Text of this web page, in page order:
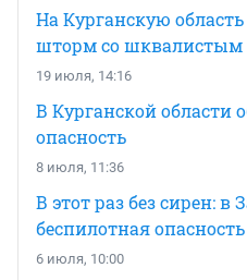
На Курганскую
шторм со шквалистым
19 июля, 14:16
В Курганской области
опасность
8 июля, 11:36
В этот раз без сирен: в
беспилотная опасность
6 июля, 10:00